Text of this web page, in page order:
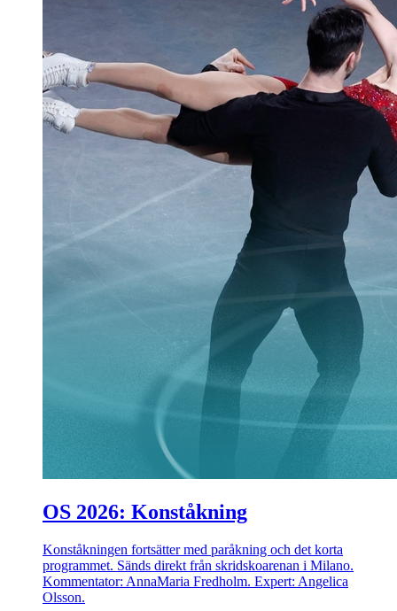
OS 2026: Konståkning
Konståkningen fortsätter med paråkning och det korta
programmet. Sänds direkt från skridskoarenan i Milano.
Kommentator: AnnaMaria Fredholm. Expert: Angelica
Olsson.